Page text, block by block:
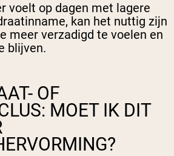
voelt op dagen met lagere
kan het nuttig zijn
meer verzadigd te voelen en
blijven.
OF
MOET IK DIT